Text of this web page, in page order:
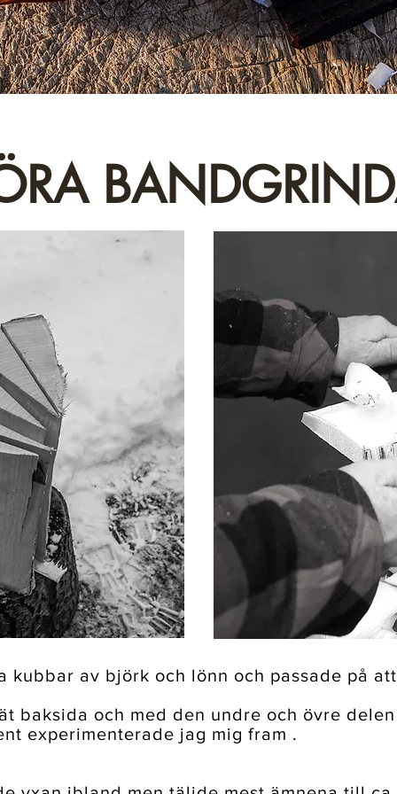
kubbar av björk och lönn och passade på
baksida och med den undre och övre
experimenterade jag mig fram .